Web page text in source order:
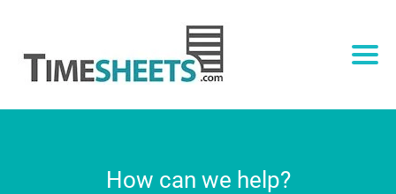
How can we help?